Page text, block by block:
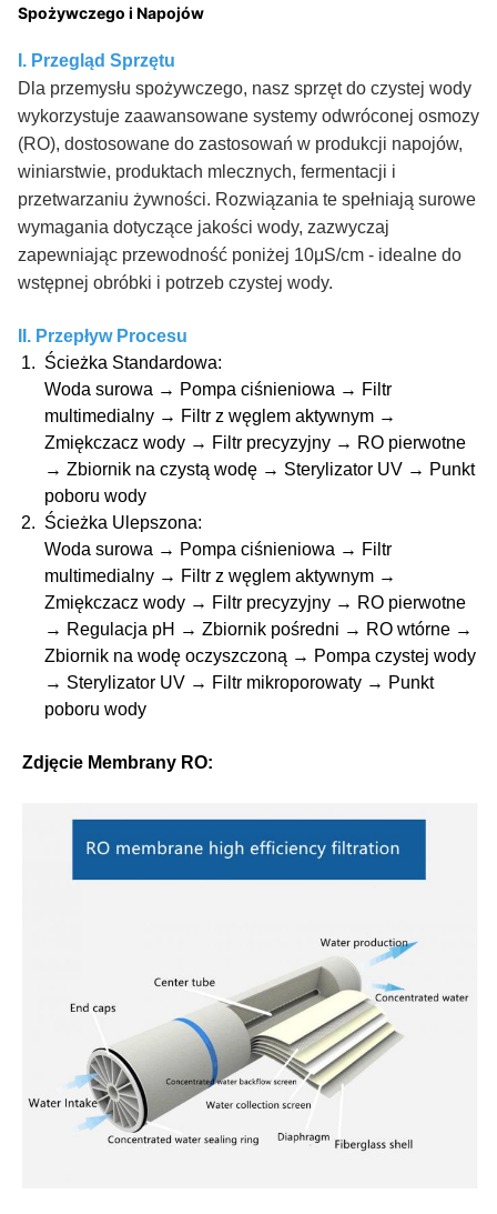
Spożywczego i Napojów
I. Przegląd Sprzętu
Dla przemysłu spożywczego, nasz sprzęt do czystej wody
wykorzystuje zaawansowane systemy odwróconej osmozy
(RO), dostosowane do zastosowań w produkcji napojów,
winiarstwie, produktach mlecznych, fermentacji i
przetwarzaniu żywności. Rozwiązania te spełniają surowe
wymagania dotyczące jakości wody, zazwyczaj
zapewniając przewodność poniżej 10μS/cm - idealne do
wstępnej obróbki i potrzeb czystej wody.
II. Przepływ Procesu
Ścieżka Standardowa:
Woda surowa → Pompa ciśnieniowa → Filtr
multimedialny → Filtr z węglem aktywnym →
Zmiękczacz wody → Filtr precyzyjny → RO pierwotne
→ Zbiornik na czystą wodę → Sterylizator UV → Punkt
poboru wody
Ścieżka Ulepszona:
Woda surowa → Pompa ciśnieniowa → Filtr
multimedialny → Filtr z węglem aktywnym →
Zmiękczacz wody → Filtr precyzyjny → RO pierwotne
→ Regulacja pH → Zbiornik pośredni → RO wtórne →
Zbiornik na wodę oczyszczoną → Pompa czystej wody
→ Sterylizator UV → Filtr mikroporowaty → Punkt
poboru wody
Zdjęcie Membrany RO: